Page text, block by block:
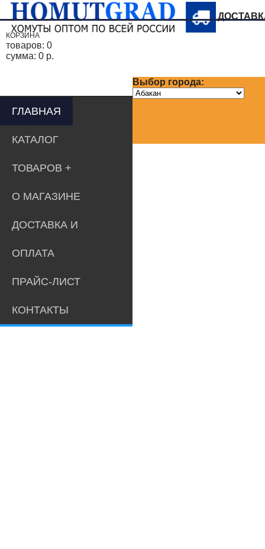
Выбор города:
КОРЗИНА
товаров: 0
сумма: 0 р.
ГЛАВНАЯ
КАТАЛОГ
ТОВАРОВ
О МАГАЗИНЕ
ДОСТАВКА И
ОПЛАТА
ПРАЙС-ЛИСТ
КОНТАКТЫ